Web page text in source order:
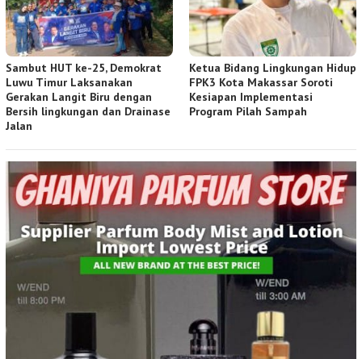
Sambut HUT ke-25, Demokrat
Luwu Timur Laksanakan
Gerakan Langit Biru dengan
Bersih lingkungan dan Drainase
Jalan
Ketua Bidang Lingkungan Hidup
FPK3 Kota Makassar Soroti
Kesiapan Implementasi
Program Pilah Sampah